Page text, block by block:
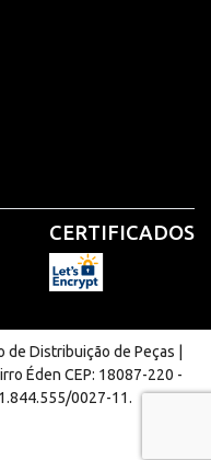
CERTIFICADOS
de Distribuição de Peças |
Éden CEP: 18087-220 -
0027-11.